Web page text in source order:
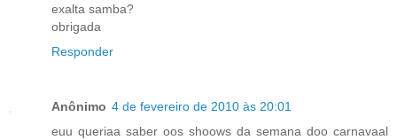
exalta samba?
obrigada
Responder
Anônimo 4 de fevereiro de 2010 às 20:01
euu queriaa saber oos shoows da semana doo carnavaal